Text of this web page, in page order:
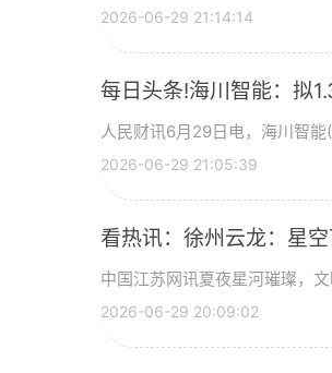
2026-06-29 21:14:14
每日头条!海川智能：拟
人民财讯6月29日电，海川智
2026-06-29 21:05:39
看热讯：徐州云龙：星
中国江苏网讯夏夜星河璀璨，
2026-06-29 20:09:02